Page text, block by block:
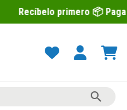
primero 📦 Paga después
